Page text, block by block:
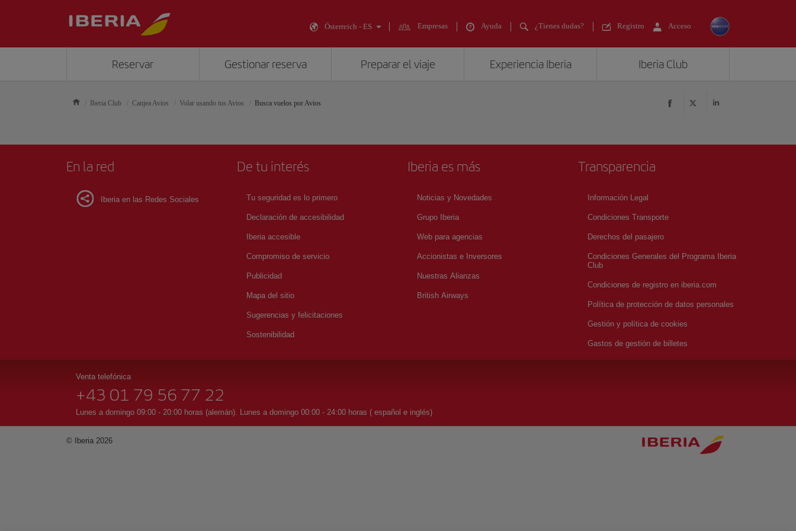
Österreich - ES Empresas Ayuda ¿Tienes dudas? Registro Acceso
Reservar Gestionar reserva Preparar el viaje Experiencia Iberia Iberia Club
Iberia Club Canjea Avios Volar usando tus Avios Busca vuelos por Avios
En la red
Iberia en las Redes Sociales
De tu interés
Tu seguridad es lo primero
Declaración de accesibilidad
Iberia accesible
Compromiso de servicio
Publicidad
Mapa del sitio
Sugerencias y felicitaciones
Sostenibilidad
Iberia es más
Noticias y Novedades
Grupo Iberia
Web para agencias
Accionistas e Inversores
Nuestras Alianzas
British Airways
Transparencia
Información Legal
Condiciones Transporte
Derechos del pasajero
Condiciones Generales del Programa Iberia
Club
Condiciones de registro en iberia.com
Política de protección de datos personales
Gestión y política de cookies
Gastos de gestión de billetes
Venta telefónica
+43 01 79 56 77 22
Lunes a domingo 09:00 - 20:00 horas (alemán). Lunes a domingo 00:00 - 24:00 horas ( español e inglés)
© Iberia 2026